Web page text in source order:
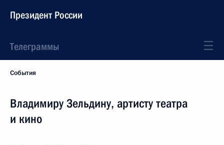
Президент России
Телеграммы
События
Владимиру Зельдину, артисту театра
и кино